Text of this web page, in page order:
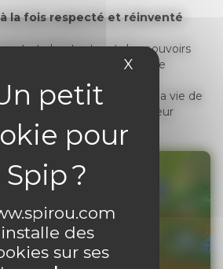
installe des
sur ses
X Masquer le
à la fois respecté et réinventé
et chantent, ont des pouvoirs
de sauveurs du monde. Une
prolonger, sans la trahir, la
de Peyo, qui avait centré la vie de
sur celle vie de leur
communauté.